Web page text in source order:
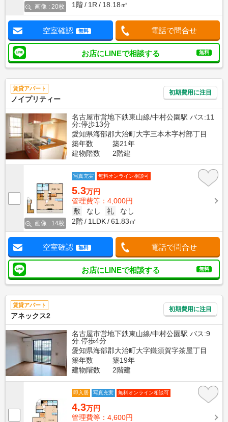
画像 : 20枚
1階
1R 18.18㎡
空室確認 無料 電話で問合せ
お店にLINEで相談する 無料
賃貸アパート
ノイプリティー
初期費用に注目
名古屋市営地下鉄東山線/中村公園駅 バス:11
分:停歩13分
愛知県海部郡大治町大字三本木字村部丁目
築年数
築21年
建物階数
2階建
画像 : 14枚
写真充実 無料オンライン相談可
5.3万円
管理費等：4,000円
敷
なし 礼
なし
2階
1LDK 61.83㎡
空室確認 無料 電話で問合せ
お店にLINEで相談する 無料
賃貸アパート
アネックス2
初期費用に注目
名古屋市営地下鉄東山線/中村公園駅 バス:9
分:停歩4分
愛知県海部郡大治町大字鎌須賀字茶屋丁目
築年数
築19年
建物階数
2階建
即入居 写真充実 無料オンライン相談可
4.3万円
管理費等：4,600円